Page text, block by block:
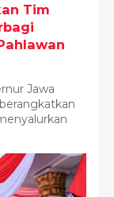
Tim
Jawa